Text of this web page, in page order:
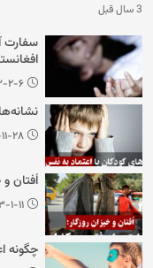
3 سال قبل
سفارت
اُفتان و
چگونه